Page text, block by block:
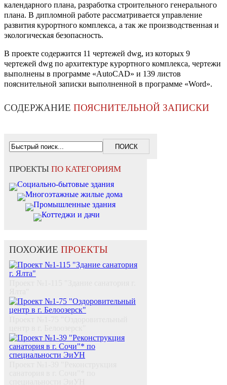
календарного плана, разработка строительного генерального
плана. В дипломной работе рассматривается управление
развития курортного комплекса, а так же производственная и
экологическая безопасность.
В проекте содержится 11 чертежей dwg, из которых 9
чертежей dwg по архитектуре курортного комплекса, чертежи
выполнены в программе «AutoCAD» и 139 листов
пояснительной записки выполненной в программе «Word».
СОДЕРЖАНИЕ ПОЯСНИТЕЛЬНОЙ ЗАПИСКИ
ПРОЕКТЫ ПО КАТЕГОРИЯМ
Социально-бытовые здания
Многоэтажные жилые дома
Промышленные здания
Коттеджи и дачи
ПОХОЖИЕ ПРОЕКТЫ